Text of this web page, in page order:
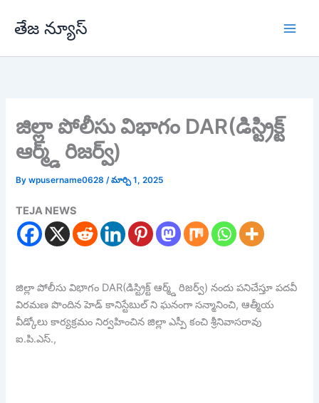
తేజ న్యూస్
జిల్లా పోలీసు విభాగం DAR(డిస్ట్రిక్ట్
ఆర్మ్డ్ రిజర్వ్)
Bywpusername0628/మార్చి 1, 2025
TEJA NEWS
జిల్లా పోలీసు విభాగం DAR(డిస్ట్రిక్ట్ ఆర్మ్డ్ రిజర్వ్) నందు పనిచేస్తూ పదవీ
విరమణ పొందిన హెడ్ కానిస్టేబుల్ ని ఘనంగా సన్మానించి, ఆత్మీయ
వీడ్కోలు కార్యక్రమం నిర్వహించిన జిల్లా ఎస్పీ కంచి శ్రీనివాసరావు
ఐ.పి.ఎస్.,